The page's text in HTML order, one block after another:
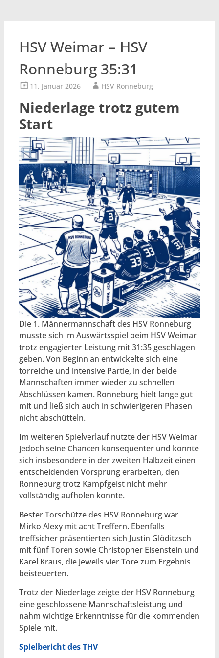
HSV Weimar – HSV
Ronneburg 35:31
11. Januar 2026 HSV Ronneburg
Niederlage trotz gutem
Start
Die 1. Männermannschaft des HSV Ronneburg
musste sich im Auswärtsspiel beim HSV Weimar
trotz engagierter Leistung mit 31:35 geschlagen
geben. Von Beginn an entwickelte sich eine
torreiche und intensive Partie, in der beide
Mannschaften immer wieder zu schnellen
Abschlüssen kamen. Ronneburg hielt lange gut
mit und ließ sich auch in schwierigeren Phasen
nicht abschütteln.
Im weiteren Spielverlauf nutzte der HSV Weimar
jedoch seine Chancen konsequenter und konnte
sich insbesondere in der zweiten Halbzeit einen
entscheidenden Vorsprung erarbeiten, den
Ronneburg trotz Kampfgeist nicht mehr
vollständig aufholen konnte.
Bester Torschütze des HSV Ronneburg war
Mirko Alexy mit acht Treffern. Ebenfalls
treffsicher präsentierten sich Justin Glöditzsch
mit fünf Toren sowie Christopher Eisenstein und
Karel Kraus, die jeweils vier Tore zum Ergebnis
beisteuerten.
Trotz der Niederlage zeigte der HSV Ronneburg
eine geschlossene Mannschaftsleistung und
nahm wichtige Erkenntnisse für die kommenden
Spiele mit.
Spielbericht des THV